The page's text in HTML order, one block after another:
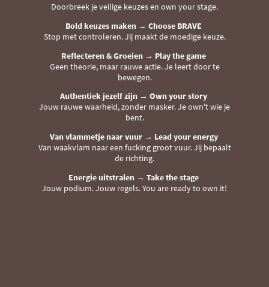
Doorbreek je veilige keuzes en own your stage.
Bold keuzes maken → Choose BRAVE
Stop met controleren.Jij maakt de moedige keuze.
Reflecteren & Groeien → Play the game
Geen theorie, maar rauwe actie.Je leert door te
bewegen.
Authentiek jezelf zijn → Own your story
Jouw rauwe waarheid, zonder masker.Je own't wie je
bent.
Van vlammetje naar vuur → Lead your energy
Van waakvlam naar een fucking groot vuur.Jij bepaalt
de richting.
Energie uitstralen → Take the stage
Jouw podium.Jouw regels.You are ready to own it!